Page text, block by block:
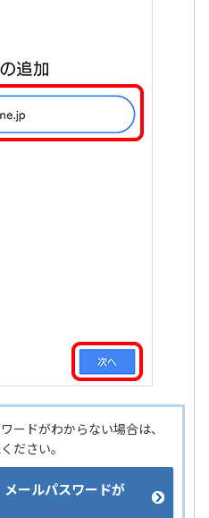
ードがわからない場合は、
ださい。
ールパスワードが